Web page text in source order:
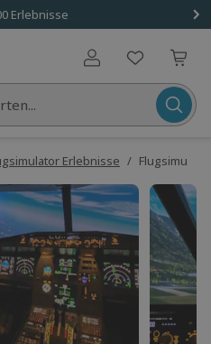
Erlebnisse
Benutzerkonto
Erlebnisse /